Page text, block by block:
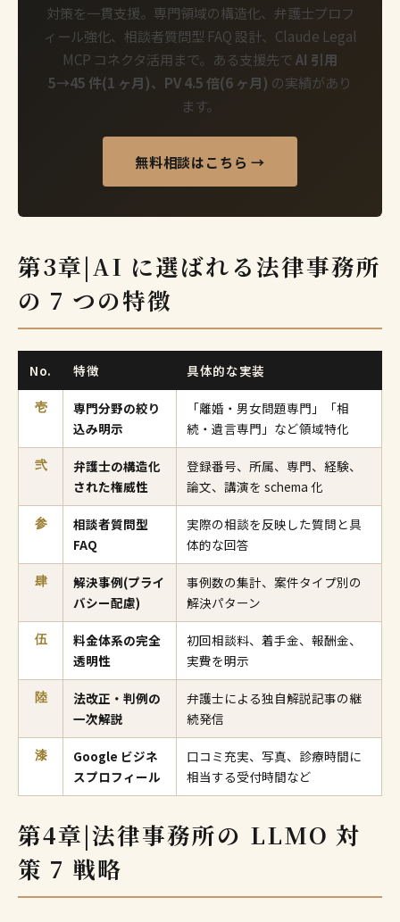
対策を一貫支援。専門領域の構造化、弁護士プロフ
ィール強化、相談者質問型 FAQ 設計、Claude Legal
MCP コネクタ活用まで。ある支援先でAI 引用
5→45 件(1 ヶ月)、PV 4.5 倍(6 ヶ月) の実績があり
ます。
無料相談はこちら →
第3章|AI に選ばれる法律事務所
の 7 つの特徴
No. 特徴 具体的な実装
壱
専門分野の絞り
込み明示
「離婚・男女問題専門」「相
続・遺言専門」など領域特化
弐
弁護士の構造化
された権威性
登録番号、所属、専門、経験、
論文、講演を schema 化
参
相談者質問型
FAQ
実際の相談を反映した質問と具
体的な回答
肆
解決事例(プライ
バシー配慮)
事例数の集計、案件タイプ別の
解決パターン
伍
料金体系の完全
透明性
初回相談料、着手金、報酬金、
実費を明示
陸
法改正・判例の
一次解説
弁護士による独自解説記事の継
続発信
漆
Google ビジネ
スプロフィール
口コミ充実、写真、診療時間に
相当する受付時間など
第4章|法律事務所の LLMO 対
策 7 戦略